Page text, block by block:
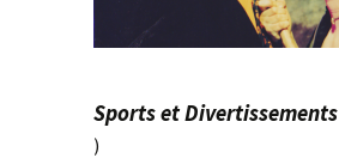
Sports et Divertissements
)